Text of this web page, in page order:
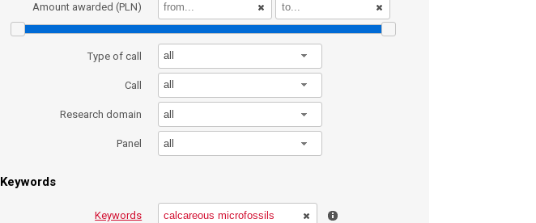
Amount awarded (PLN)
Type of call all
Call all
Research domain all
Panel all
Keywords
Keywords